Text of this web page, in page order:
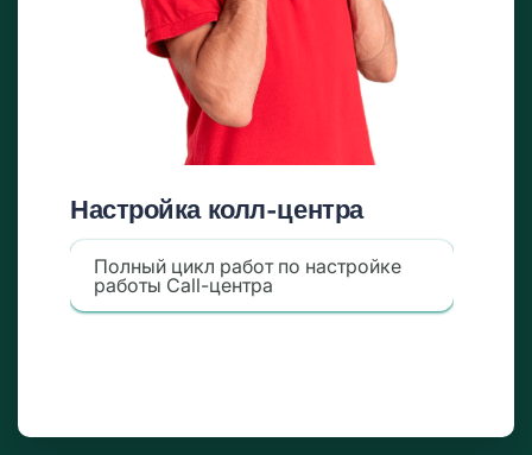
Настройка колл-центра
Полный цикл работ по настройке
работы Call-центра